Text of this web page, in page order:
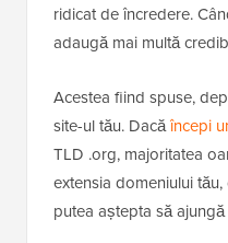
ridicat de încredere.
adaugă mai multă
Acestea fiind spuse,
site-ul tău. Dacăîncepi
TLD .org, majoritatea
extensia domeniului
putea aștepta să